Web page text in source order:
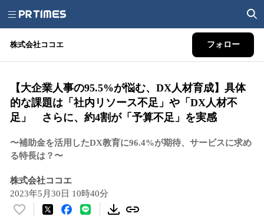
株式会社ココエ フォロー
【大企業人事の95.5%が悩む、DX人材育成】具体
的な課題は「社内リソース不足」や「DX人材不
足」 さらに、約4割が「予算不足」を実感
〜補助金を活用したDX教育に96.4%が期待、サービスに求め
る特長は？〜
株式会社ココエ
2023年5月30日 10時40分
い